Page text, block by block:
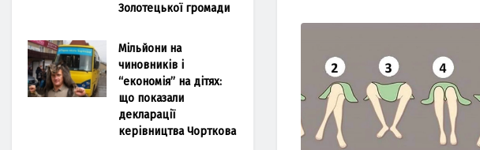
Золотецької громади
Мільйони на
чиновників і
“економія” на дітях:
що показали
декларації
керівництва Чорткова